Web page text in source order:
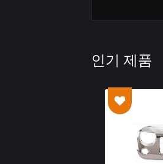
인기 제품